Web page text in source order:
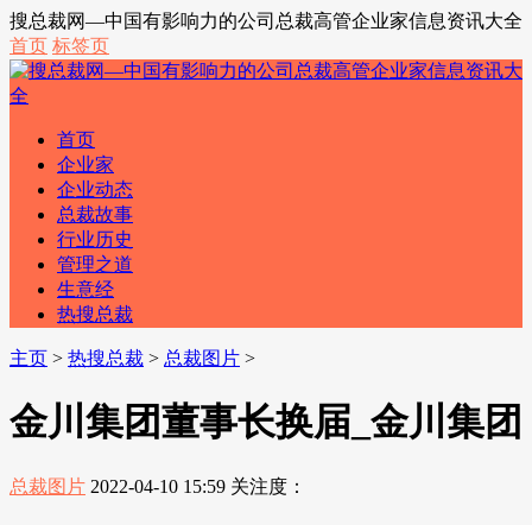
搜总裁网—中国有影响力的公司总裁高管企业家信息资讯大全
首页 标签页
首页
企业家
企业动态
总裁故事
行业历史
管理之道
生意经
热搜总裁
主页 > 热搜总裁 > 总裁图片 >
金川集团董事长换届_金川集团
总裁图片 2022-04-10 15:59 关注度：